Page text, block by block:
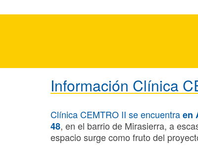
Información Clínica
Clínica CEMTRO II se encuentraen
48, en el barrio de Mirasierra, a
espacio surge como fruto del